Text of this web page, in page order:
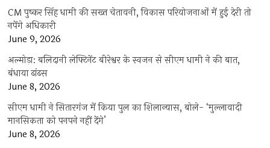
CM पुष्कर सिंह धामी की सख्त चेतावनी, विकास परियोजनाओं में हुई देरी तो
नपेंगे अधिकारी
June 9, 2026
अल्मोड़ा: बलिदानी लेफ्टिनेंट बीरेश्वर के स्वजन से सीएम धामी ने की बात,
बंधाया ढांढस
June 8, 2026
सीएम धामी ने सितारगंज में किया पुल का शिलान्यास, बोले- ‘मुल्लावादी
मानसिकता को पनपने नहीं देंगे’
June 8, 2026